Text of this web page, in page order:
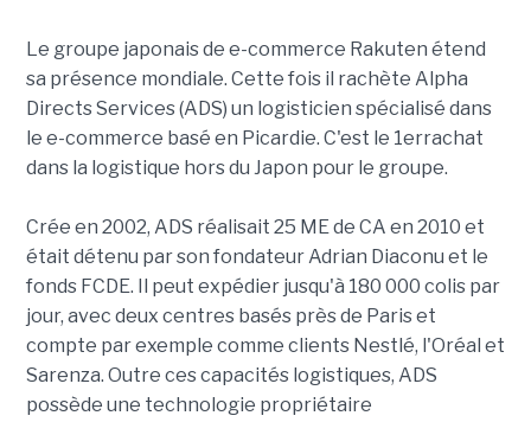
Le groupe japonais de e-commerce Rakuten étend
sa présence mondiale. Cette fois il rachète Alpha
Directs Services (ADS) un logisticien spécialisé dans
le e-commerce basé en Picardie. C'est le 1errachat
dans la logistique hors du Japon pour le groupe.
Crée en 2002, ADS réalisait 25 ME de CA en 2010 et
était détenu par son fondateur Adrian Diaconu et le
fonds FCDE. Il peut expédier jusqu'à 180 000 colis par
jour, avec deux centres basés près de Paris et
compte par exemple comme clients Nestlé, l'Oréal et
Sarenza. Outre ces capacités logistiques, ADS
possède une technologie propriétaire